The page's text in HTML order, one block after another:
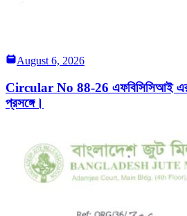
August 6, 2026
Circular No 88-26 এফবিসিসিআই এর
প্রসঙ্গে।